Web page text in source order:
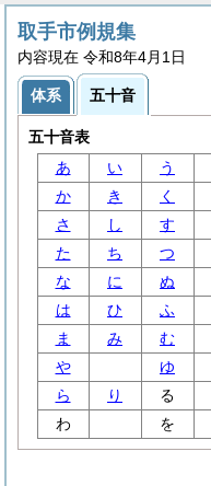
取手市例規集
内容現在 令和8年4月1日
体系 五十音
五十音表
あ
い う
か
き く
さ
し す
た
ち つ
な
に ぬ
は
ひ ふ
ま
み む
や
ゆ
ら
り る
わ
を